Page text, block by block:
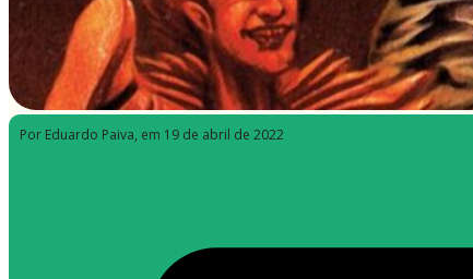
Por Eduardo Paiva, em 19 de abril de 2022